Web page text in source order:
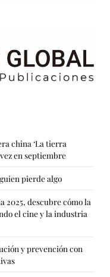
china ‘La tierra
en septiembre
pierde algo
2025, descubre cómo la
el cine y la industria
y prevención con